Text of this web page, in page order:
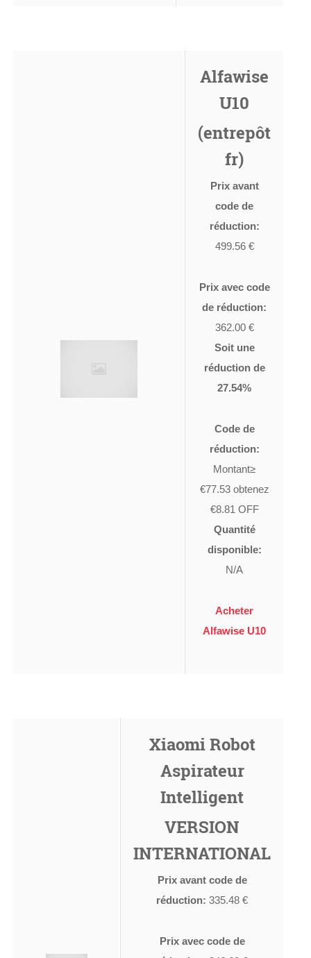
Alfawise
U10
(entrepôt
fr)
Prix avant
code de
réduction:
499.56 €
Prix avec code
de réduction:
362.00 €
Soit une
réduction de
27.54%
Code de
réduction:
Montant≥
€77.53 obtenez
€8.81 OFF
Quantité
disponible:
N/A
Acheter
Alfawise U10
Xiaomi Robot
Aspirateur
Intelligent
VERSION
INTERNATIONAL
Prix avant code de
réduction: 335.48 €
Prix avec code de